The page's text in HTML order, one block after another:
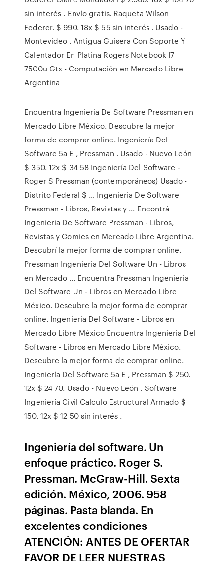
sin interés . Envío gratis. Raqueta Wilson
Federer. $ 990. 18x $ 55 sin interés . Usado -
Montevideo . Antigua Guisera Con Soporte Y
Calentador En Platina Rogers Notebook I7
7500u Gtx - Computación en Mercado Libre
Argentina
Encuentra Ingenieria De Software Pressman en
Mercado Libre México. Descubre la mejor
forma de comprar online. Ingeniería Del
Software 5a E , Pressman . Usado - Nuevo León
$ 350. 12x $ 34 58 Ingeniería Del Software -
Roger S Pressman (contemporáneos) Usado -
Distrito Federal $ … Ingenieria De Software
Pressman - Libros, Revistas y ... Encontrá
Ingenieria De Software Pressman - Libros,
Revistas y Comics en Mercado Libre Argentina.
Descubrí la mejor forma de comprar online.
Pressman Ingenieria Del Software Un - Libros
en Mercado ... Encuentra Pressman Ingenieria
Del Software Un - Libros en Mercado Libre
México. Descubre la mejor forma de comprar
online. Ingenieria Del Software - Libros en
Mercado Libre México Encuentra Ingenieria Del
Software - Libros en Mercado Libre México.
Descubre la mejor forma de comprar online.
Ingeniería Del Software 5a E , Pressman $ 250.
12x $ 24 70. Usado - Nuevo León . Software
Ingeniería Civil Calculo Estructural Armado $
150. 12x $ 12 50 sin interés .
Ingeniería del software. Un
enfoque práctico. Roger S.
Pressman. McGraw-Hill. Sexta
edición. México, 2006. 958
páginas. Pasta blanda. En
excelentes condiciones
ATENCIÓN: ANTES DE OFERTAR
FAVOR DE LEER NUESTRAS